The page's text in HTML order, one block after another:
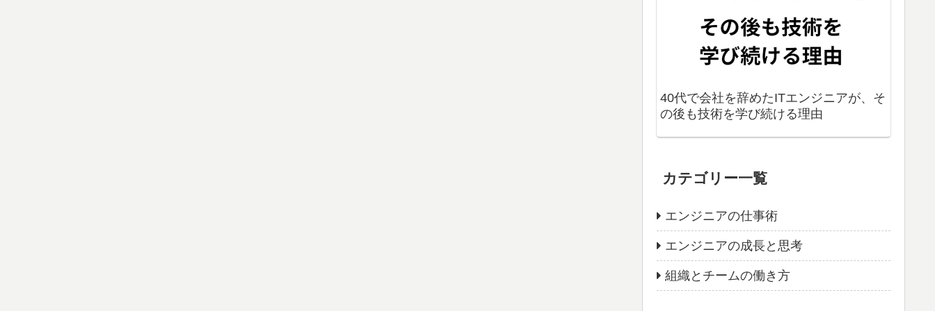
40代で会社を辞めたITエンジニアが、そ
の後も技術を学び続ける理由
カテゴリー一覧
エンジニアの仕事術
エンジニアの成長と思考
組織とチームの働き方